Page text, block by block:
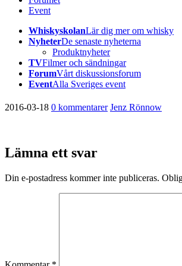
Event
WhiskyskolanLär dig mer om whisky
NyheterDe senaste nyheterna
Produktnyheter
TVFilmer och sändningar
ForumVårt diskussionsforum
EventAlla Sveriges event
2016-03-18 0 kommentarer Jenz Rönnow
Lämna ett svar
Din e-postadress kommer inte publiceras.